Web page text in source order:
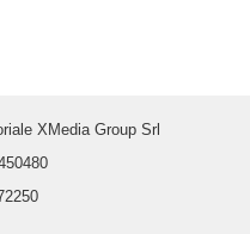
XMedia Group Srl